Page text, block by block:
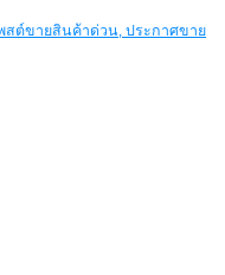
สต์ขายสินค้าด่วน, ประกาศขาย